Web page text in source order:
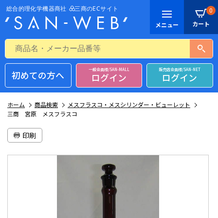
0
初めての方へ 一般会員様/SAN-MALL
ログイン
販売店会員様/SAN-NET
ログイン
ホーム 商品検索
メスフラスコ・メスシリンダー・ビューレット
三商 宮原 メスフラスコ
印刷